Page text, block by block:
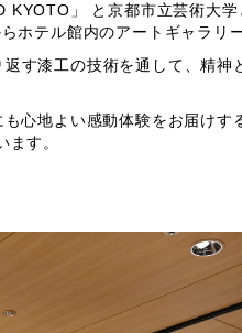
」 と京都市立芸術大学
ホテル館内のアートギャラリ
す漆工の技術を通して、精神
心地よい感動体験をお届けす
ます。